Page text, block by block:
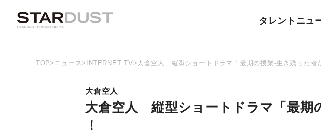
タレント ニュ
TOP> ニュース> INTERNET TV> 大倉空人 縦型ショートドラマ「最期の授業-生き残った者
大倉空人
大倉空人 縦型ショートドラマ「最期
！